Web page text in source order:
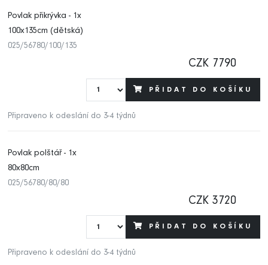
Povlak přikrývka - 1x
100x135cm (dětská)
025/56780/100/135
CZK 7790
PŘIDAT DO KOŠÍKU
Připraveno k odeslání do 3-4 týdnů
Povlak polštář - 1x
80x80cm
025/56780/80/80
CZK 3720
PŘIDAT DO KOŠÍKU
Připraveno k odeslání do 3-4 týdnů